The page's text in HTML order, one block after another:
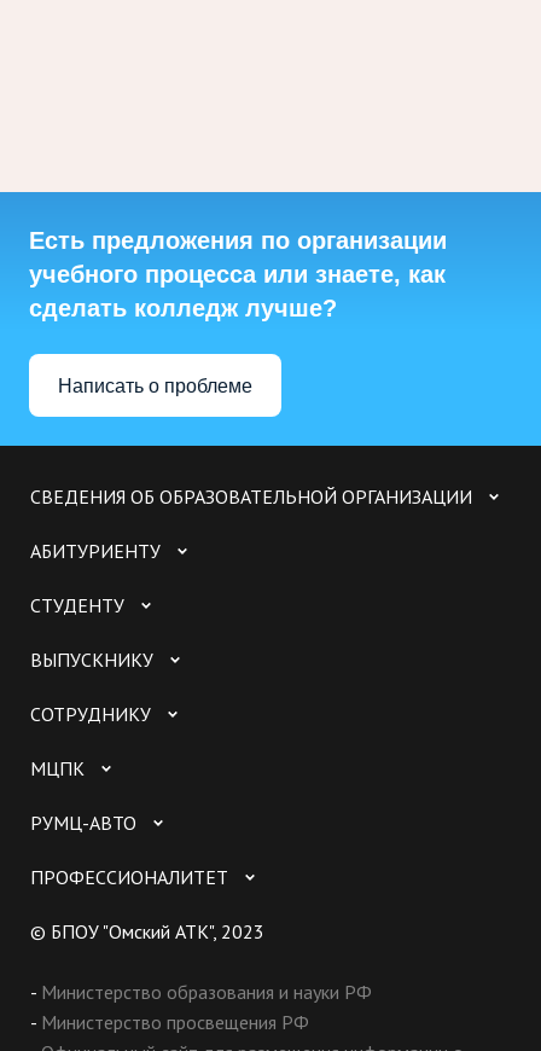
Есть предложения по организации
учебного процесса или знаете, как
сделать колледж лучше?
Написать о проблеме
СВЕДЕНИЯ ОБ ОБРАЗОВАТЕЛЬНОЙ ОРГАНИЗАЦИИ
АБИТУРИЕНТУ
СТУДЕНТУ
ВЫПУСКНИКУ
СОТРУДНИКУ
МЦПК
РУМЦ-АВТО
ПРОФЕССИОНАЛИТЕТ
© БПОУ "Омский АТК", 2023
- Министерство образования и науки РФ
- Министерство просвещения РФ